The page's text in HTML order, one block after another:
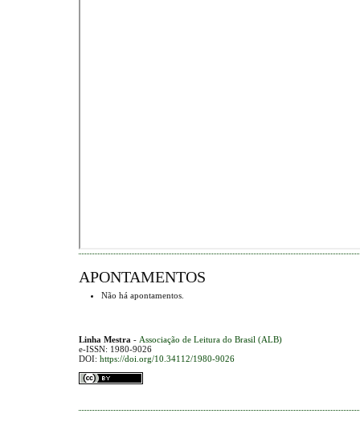
APONTAMENTOS
Não há apontamentos.
Linha Mestra - Associação de Leitura do Brasil (ALB)
e-ISSN: 1980-9026
DOI: https://doi.org/10.34112/1980-9026